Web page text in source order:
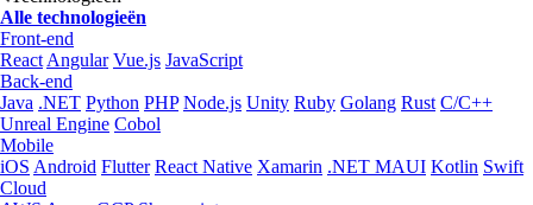
Alle technologieën
Front-end
React Angular Vue.js JavaScript
Back-end
Java .NET Python PHP Node.js Unity Ruby Golang Rust C/C++
Unreal Engine Cobol
Mobile
iOS Android Flutter React Native Xamarin .NET MAUI Kotlin Swift
Cloud